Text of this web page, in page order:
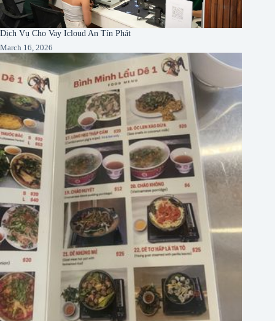
Dịch Vụ Cho Vay Icloud An Tín Phát
March 16, 2026